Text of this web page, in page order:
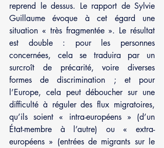
reprend le dessus. Le rapport de Sylvie
Guillaume évoque à cet égard une
situation « très fragmentée ». Le résultat
est double : pour les personnes
concernées, cela se traduira par un
surcroît de précarité, voire diverses
formes de discrimination ; et pour
l’Europe, cela peut déboucher sur une
difficulté à réguler des flux migratoires,
qu’ils soient « intra-européens » (d’un
État-membre à l’autre) ou « extra-
européens » (entrées de migrants sur le